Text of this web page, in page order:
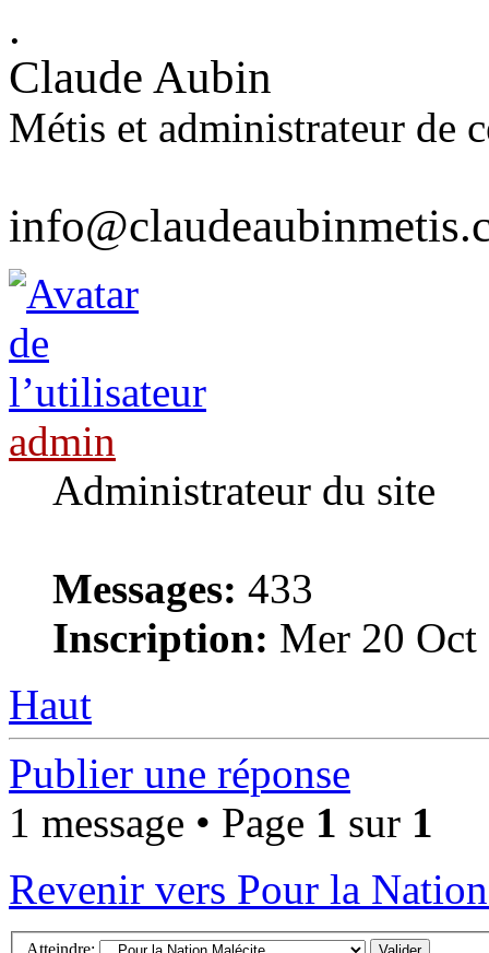
.
Claude Aubin
Métis et administrateur de
admin
Administrateur du site
Messages: 433
Inscription: Mer 20 Oct
Haut
Publier une réponse
1 message • Page 1 sur 1
Revenir vers Pour la